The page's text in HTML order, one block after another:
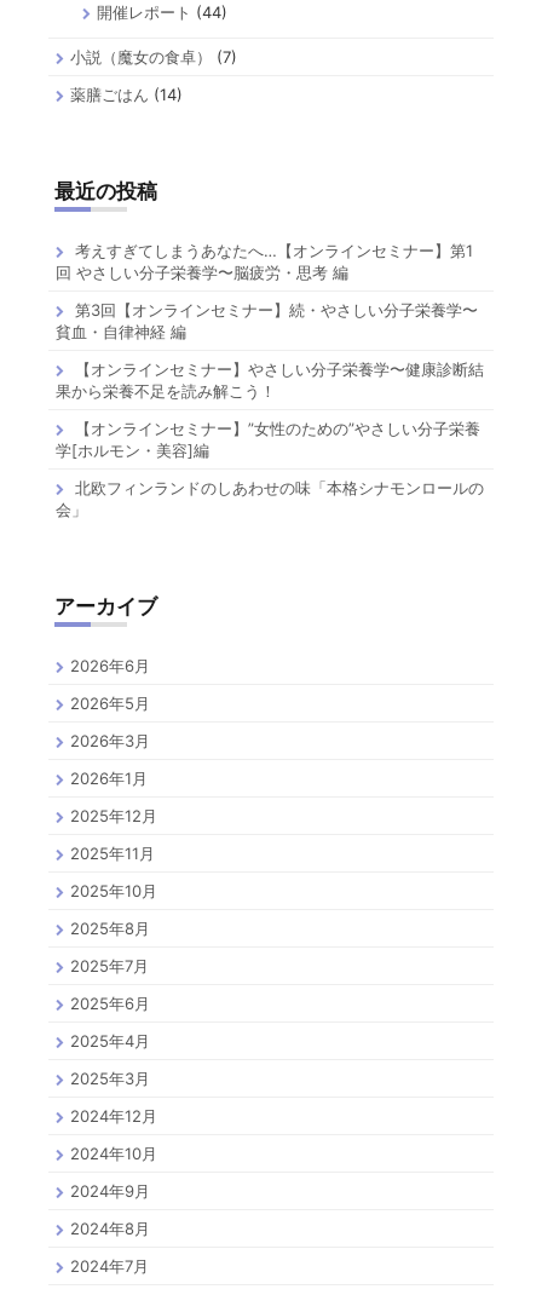
開催レポート (44)
小説（魔女の食卓）
(7)
薬膳ごはん (14)
最近の投稿
考えすぎてしまうあなたへ…【オンラインセミナー】第1
回 やさしい分子栄養学〜脳疲労・思考 編
第3回【オンラインセミナー】続・やさしい分子栄養学〜
貧血・自律神経 編
【オンラインセミナー】やさしい分子栄養学〜健康診断結
果から栄養不足を読み解こう！
【オンラインセミナー】”女性のための”やさしい分子栄養
学[ホルモン・美容]編
北欧フィンランドのしあわせの味「本格シナモンロールの
会」
アーカイブ
2026年6月
2026年5月
2026年3月
2026年1月
2025年12月
2025年11月
2025年10月
2025年8月
2025年7月
2025年6月
2025年4月
2025年3月
2024年12月
2024年10月
2024年9月
2024年8月
2024年7月